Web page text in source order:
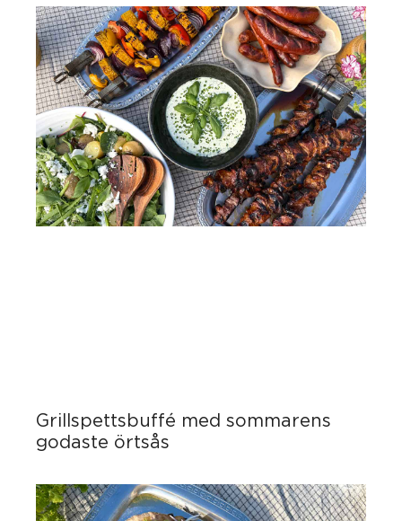
Grillspettsbuffé med sommarens
godaste örtsås